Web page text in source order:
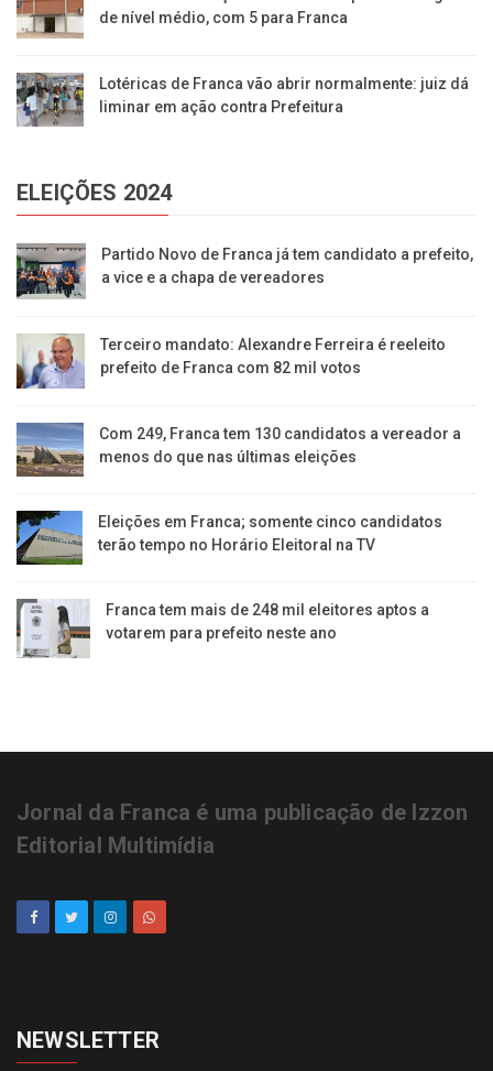
de nível médio, com 5 para Franca
Lotéricas de Franca vão abrir normalmente: juiz dá
liminar em ação contra Prefeitura
ELEIÇÕES 2024
Partido Novo de Franca já tem candidato a prefeito,
a vice e a chapa de vereadores
Terceiro mandato: Alexandre Ferreira é reeleito
prefeito de Franca com 82 mil votos
Com 249, Franca tem 130 candidatos a vereador a
menos do que nas últimas eleições
Eleições em Franca; somente cinco candidatos
terão tempo no Horário Eleitoral na TV
Franca tem mais de 248 mil eleitores aptos a
votarem para prefeito neste ano
Jornal da Franca é uma publicação de Izzon
Editorial Multimídia
NEWSLETTER